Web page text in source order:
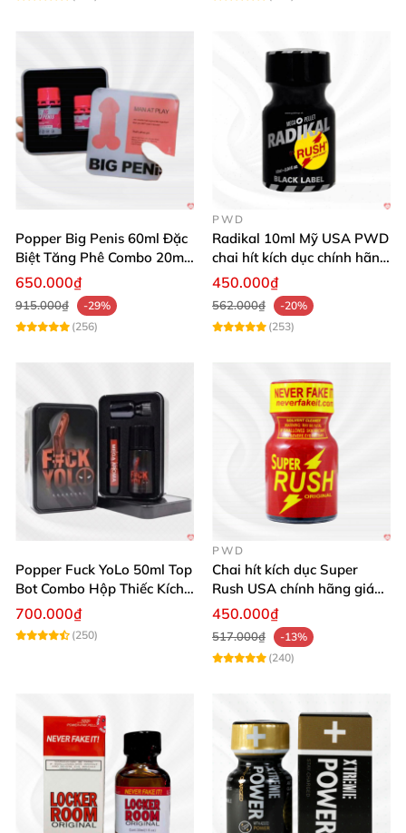
Popper Big Penis 60ml Đặc
Biệt Tăng Phê Combo 20ml
40ml
650.000₫
915.000₫
-29%
(256)
PWD
Radikal 10ml Mỹ USA PWD
chai hít kích dục chính hãng
siêu mạnh
450.000₫
562.000₫
-20%
(253)
Popper Fuck YoLo 50ml Top
Bot Combo Hộp Thiếc Kích
Thích Mua
700.000₫
(250)
PWD
Chai hít kích dục Super
Rush USA chính hãng giá
tốt
450.000₫
517.000₫
-13%
(240)